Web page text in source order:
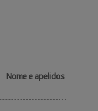
Nome e apelidos